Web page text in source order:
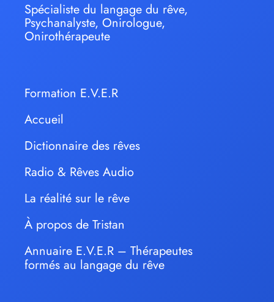
Spécialiste du langage du rêve,
Psychanalyste, Onirologue,
Onirothérapeute
Formation E.V.E.R
Accueil
Dictionnaire des rêves
Radio & Rêves Audio
La réalité sur le rêve
À propos de Tristan
Annuaire E.V.E.R – Thérapeutes
formés au langage du rêve